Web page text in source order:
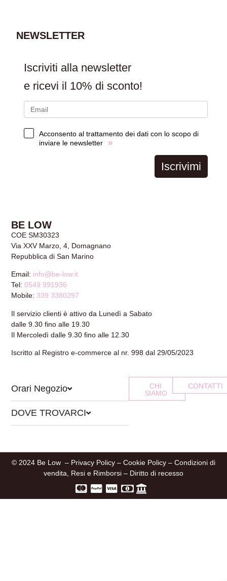
NEWSLETTER
Iscriviti alla newsletter
e ricevi il 10% di sconto!
Acconsento al trattamento dei dati con lo scopo di
inviare le newsletter
»
Iscrivimi
BE LOW
COE SM30323
Via XXV Marzo, 4, Domagnano
Repubblica di San Marino
Email: info@be-low.it
Tel:0549 991936
Mobile: 339 3380297
Il servizio clienti è attivo da Lunedì a Sabato
dalle 9.30 fino alle 19.30
Il Mercoledì dalle 9.30 fino alle 12.30
Iscritto al Registro e-commerce al nr. 998 dal 29/05/2023
Orari Negozio
DOVE TROVARCI
CHI
SIAMO
CONTATTI
© 2024 Be Low – Privacy Policy – Cookie Policy – Condizioni di
vendita, Resi e Rimborsi – Diritto di recesso